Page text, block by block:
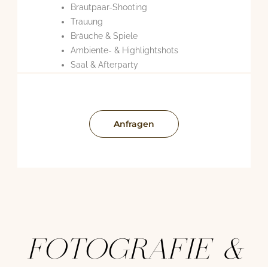
Brautpaar-Shooting
Trauung
Bräuche & Spiele
Ambiente- & Highlightshots
Saal & Afterparty
Anfragen
FOTOGRAFIE &